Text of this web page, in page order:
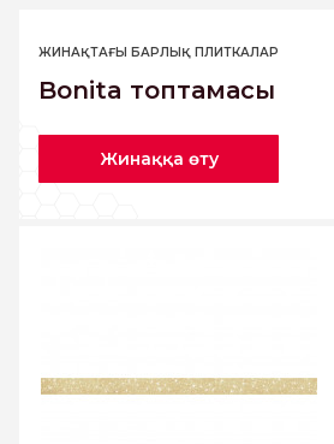
ЖИНАҚТАҒЫ БАРЛЫҚ ПЛИТКАЛАР
Bonita топтамасы
Жинаққа өту